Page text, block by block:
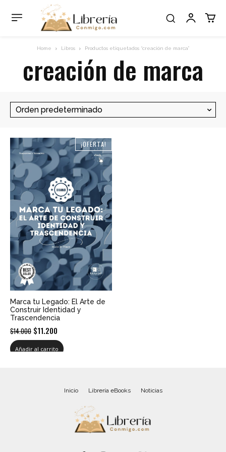
Home Libros Productos etiquetados “creación de marca”
creación de marca
¡OFERTA!
Marca tu Legado: El Arte de
Construir Identidad y
Trascendencia
$14.000 El
precio
original
$11.200
precio
actual
Añadir al carrito
Inicio Librería eBooks Noticias